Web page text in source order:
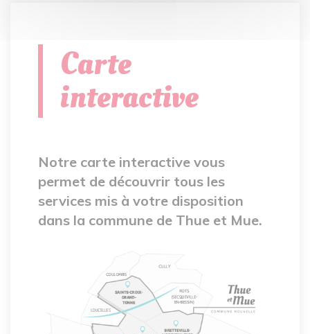
Carte
interactive
Notre carte interactive vous
permet de découvrir tous les
services mis à votre disposition
dans la commune de Thue et Mue.